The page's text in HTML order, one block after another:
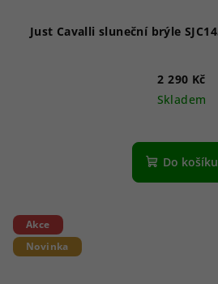
2 290 Kč
Skladem
Do košíku
Akce
Novinka